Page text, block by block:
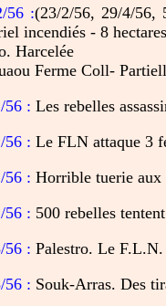
56 :(23/2/56, 29/4/56,
incendiés - 8
Harcelée
Ferme Coll-
56 : Les rebelles
56 : Le FLN attaque 3
56 : Horrible tuerie aux
56 : 500 rebelles
56 : Palestro. Le F.L.N.
56 : Souk-Arras. Des